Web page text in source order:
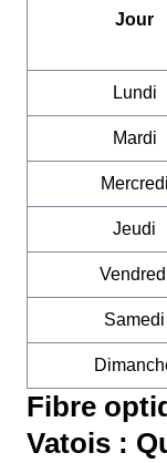
Jour
Lundi
Mardi
Mercredi
Jeudi
Samedi
Fibre
Vatois :